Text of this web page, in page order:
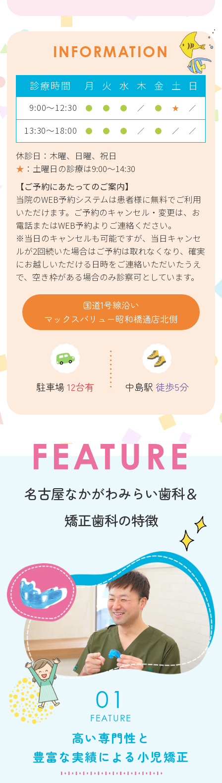
いますので、あらかじめご了承ください。
2026.08.07
8/8(土)はご予約が埋まっておりますが、急
なお痛み等でお困りの場合は、対応可能な
場合がございます。
また、ご予約のキャンセル等により空きが
出る場合もございますので、TEL052-661-
0504までお気軽にお問い合わせ下さい。
2026.08.04
本日は口呼吸についてです。
宜しければご覧ください。
2026.08.04
8/5(水)のご予約可能時間は以下の通りで
す。
・11:45〜
・13:30〜
・14:00〜
・14:30〜
・15:30〜
・16:00〜
・16:30〜
また、急なお痛み等でお困りの場合は、上
記お時間以外でも対応可能な場合がござい
ますので、お気軽にお問い合わせ下さい。
TEL052-661-0504もしくはHPの「web予
約」ボタンからご予約可能です。(web予
約は初診の方のみ)
なお、ご予約が埋まってしまう場合がござ
いますので、あらかじめご了承ください。
2026.08.03
8/4(火)のご予約可能時間は以下の通りで
す。
・09:00〜
・09:45〜
・11:30〜
・13:30〜
・14:00〜
・14:30〜
・15:00〜
・16:00〜
・17:15〜
INFORMATION
診療時間 月 火 水 木 金 土 日
9:00～12:30 ● ● ● ／ ● ★ ／
13:30～18:00 ● ● ● ／ ● ／ ／
休診日：木曜、日曜、祝日
★ ：土曜日の診療は9:00〜14:30
【ご予約にあたってのご案内】
当院のWEB予約システムは患者様に無料でご利用
いただけます。ご予約のキャンセル・変更は、お
電話またはWEB予約よりご連絡ください。
※当日のキャンセルも可能ですが、当日キャンセ
ルが2回続いた場合はご予約は取れなくなり、確実
にお越しいただける日時をご連絡いただいたうえ
で、空き枠がある場合のみ診察可としています。
国道1号線沿い
マックスバリュー昭和橋通店北側
駐車場12台有 中島駅徒歩5分
FEATURE
名古屋なかがわみらい歯科＆
矯正歯科の特徴
01
FEATURE
高い専門性と
豊富な実績による小児矯正